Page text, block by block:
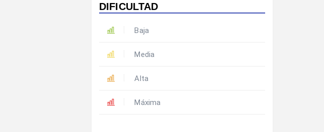
DIFICULTAD
Baja
Media
Alta
Máxima